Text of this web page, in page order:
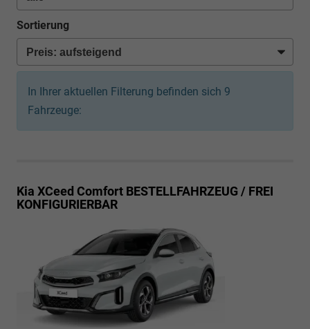
Sortierung
In Ihrer aktuellen Filterung befinden sich 9
Fahrzeuge:
Kia XCeed Comfort BESTELLFAHRZEUG / FREI
KONFIGURIERBAR